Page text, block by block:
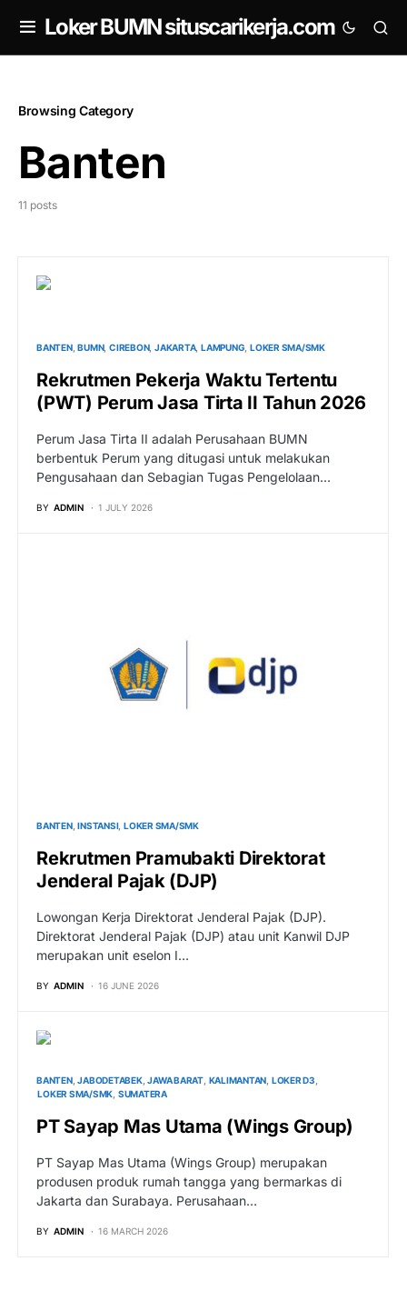
Loker BUMN situscarikerja.com
Browsing Category
Banten
11 posts
BANTEN BUMN CIREBON JAKARTA LAMPUNG LOKER SMA/SMK
Rekrutmen Pekerja Waktu Tertentu
(PWT) Perum Jasa Tirta II Tahun 2026
Perum Jasa Tirta II adalah Perusahaan BUMN
berbentuk Perum yang ditugasi untuk melakukan
Pengusahaan dan Sebagian Tugas Pengelolaan…
BY ADMIN 1 JULY 2026
BANTEN INSTANSI LOKER SMA/SMK
Rekrutmen Pramubakti Direktorat
Jenderal Pajak (DJP)
Lowongan Kerja Direktorat Jenderal Pajak (DJP).
Direktorat Jenderal Pajak (DJP) atau unit Kanwil DJP
merupakan unit eselon I…
BY ADMIN 16 JUNE 2026
BANTEN JABODETABEK JAWA BARAT KALIMANTAN LOKER D3
LOKER SMA/SMK SUMATERA
PT Sayap Mas Utama (Wings Group)
PT Sayap Mas Utama (Wings Group) merupakan
produsen produk rumah tangga yang bermarkas di
Jakarta dan Surabaya. Perusahaan…
BY ADMIN 16 MARCH 2026